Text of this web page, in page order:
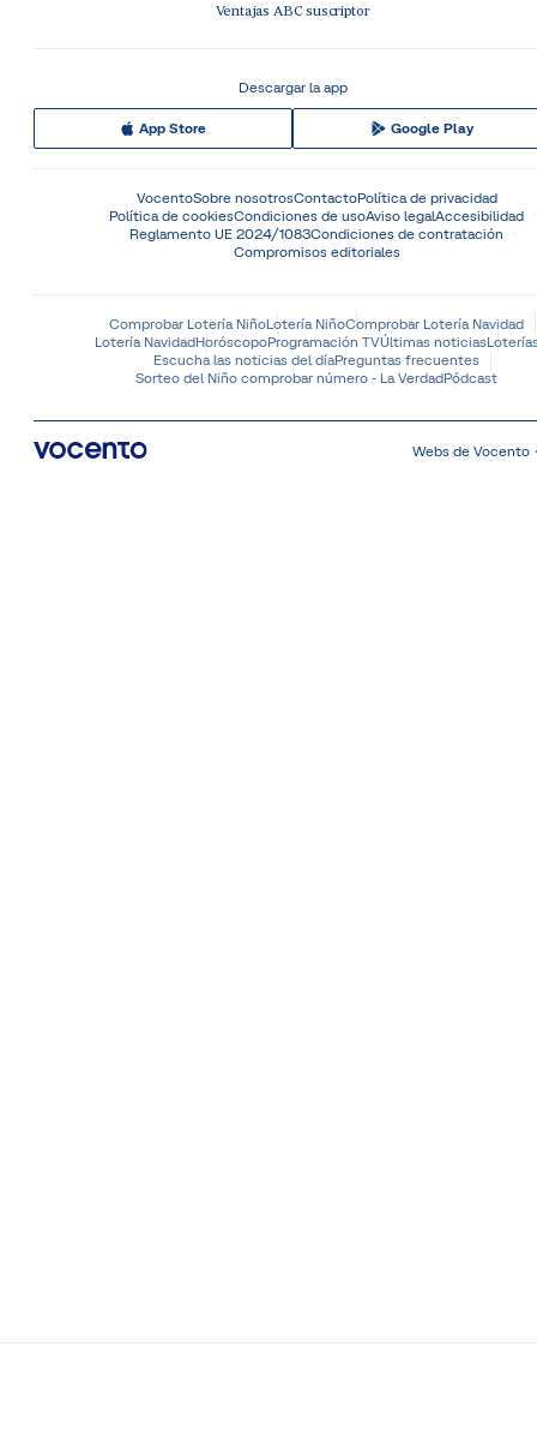
Ventajas ABC suscriptor
Descargar la app
App Store Google Play
VocentoSobre nosotrosContactoPolítica de privacidad
Política de cookiesCondiciones de usoAviso legalAccesibilidad
Reglamento UE 2024/1083Condiciones de contratación
Compromisos editoriales
Comprobar Lotería NiñoLotería NiñoComprobar Lotería Navidad
Lotería NavidadHoróscopoProgramación TVÚltimas noticias
Escucha las noticias del díaPreguntas frecuentes
Sorteo del Niño comprobar número - La VerdadPódcast
Webs de Vocento